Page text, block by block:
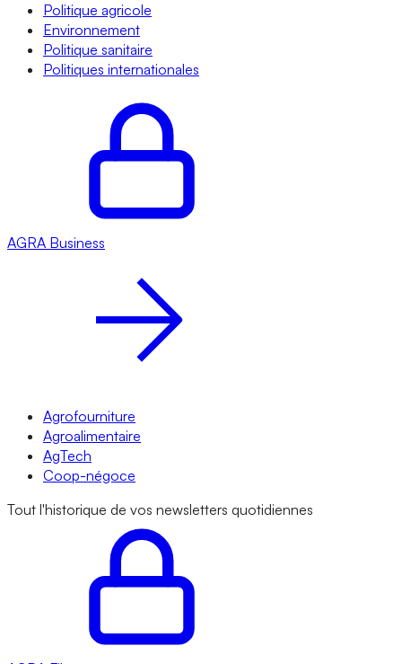
Politique agricole
Environnement
Politique sanitaire
Politiques internationales
AGRA Business
Agrofourniture
Agroalimentaire
AgTech
Coop-négoce
Tout l'historique de vos newsletters quotidiennes